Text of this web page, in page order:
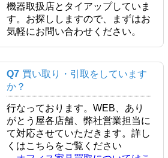
機器取扱店とタイアップしていま
す。お探ししますので、まずはお
気軽にお問い合わせください。
Q7 買い取り・引取をしています
か？
行なっております。WEB、あり
がとう屋各店舗、弊社営業担当に
て対応させていただきます。詳し
くはこちらをご覧ください